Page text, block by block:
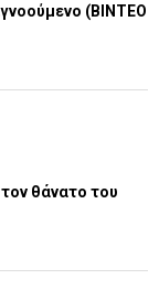
(ΒΙΝΤΕΟ
θάνατο του